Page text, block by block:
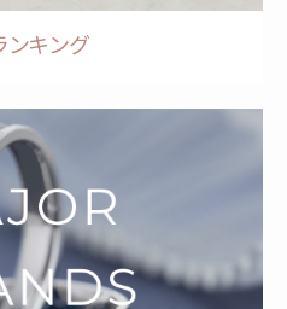
ンキング